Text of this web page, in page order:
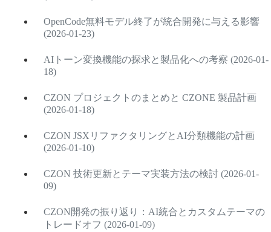
OpenCode無料モデル終了が統合開発に与える影響
(2026-01-23)
AIトーン変換機能の探求と製品化への考察 (2026-01-
18)
CZON プロジェクトのまとめと CZONE 製品計画
(2026-01-18)
CZON JSXリファクタリングとAI分類機能の計画
(2026-01-10)
CZON 技術更新とテーマ実装方法の検討 (2026-01-
09)
CZON開発の振り返り：AI統合とカスタムテーマの
トレードオフ (2026-01-09)